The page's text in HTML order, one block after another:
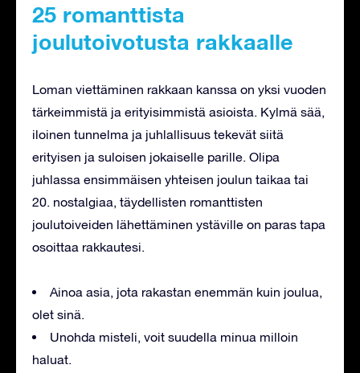
25 romanttista
joulutoivotusta rakkaalle
Loman viettäminen rakkaan kanssa on yksi vuoden
tärkeimmistä ja erityisimmistä asioista. Kylmä sää,
iloinen tunnelma ja juhlallisuus tekevät siitä
erityisen ja suloisen jokaiselle parille. Olipa
juhlassa ensimmäisen yhteisen joulun taikaa tai
20. nostalgiaa, täydellisten romanttisten
joulutoiveiden lähettäminen ystäville on paras tapa
osoittaa rakkautesi.
Ainoa asia, jota rakastan enemmän kuin joulua,
olet sinä.
Unohda misteli, voit suudella minua milloin
haluat.